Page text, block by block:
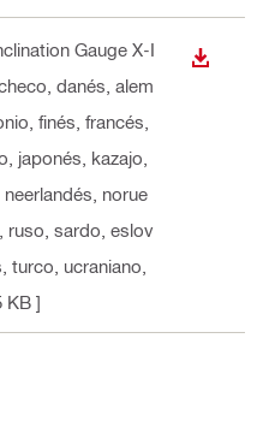
Gauge X-I
danés, alem
finés, francés,
japonés, kazajo,
neerlandés, norue
ruso, sardo, eslov
turco, ucraniano,
KB ]